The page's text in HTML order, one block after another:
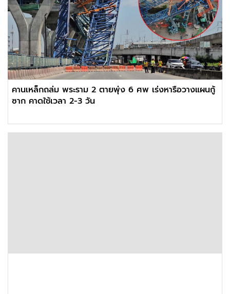
คานเหล็กถล่ม พระราม 2 ตายพุ่ง 6 ศพ เร่งหารือวางแผนกู้
ซาก คาดใช้เวลา 2-3 วัน